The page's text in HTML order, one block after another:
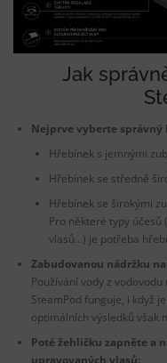
Jak
Nejprve vyberte správný
Hřebínek s jemnými
Hřebínek se středně
Hřebínek se širokými
Pro některé typy účesů
vlasů…) je potřeba
Zabudovanou nádržku
Používání vody z
SteamPod funguje, i když
optimálních výsledků však
Poté žehličku zapněte a
upravovaných vlasů: